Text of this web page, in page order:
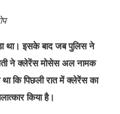
था। इसके बाद जब पुलिस ने
ने क्‍लेरेंस मोसेस अल नामक
कि पिछली रात में क्‍लेरेंस का
किया है।